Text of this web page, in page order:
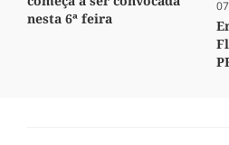
nesta 6ª feira